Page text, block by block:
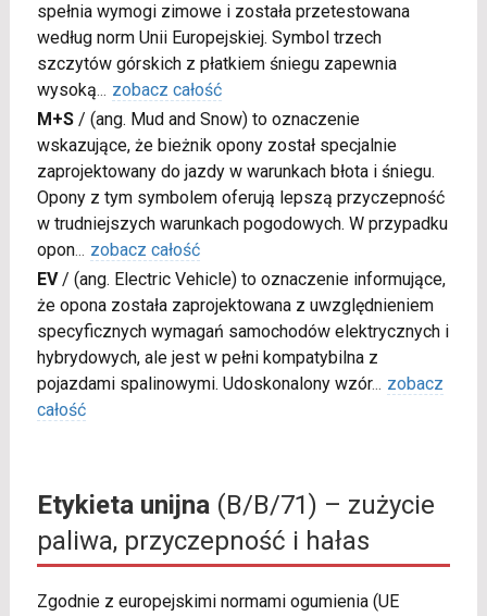
spełnia wymogi zimowe i została przetestowana
według norm Unii Europejskiej. Symbol trzech
szczytów górskich z płatkiem śniegu zapewnia
wysoką... zobacz całość
M+S/ (ang. Mud and Snow) to oznaczenie
wskazujące, że bieżnik opony został specjalnie
zaprojektowany do jazdy w warunkach błota i śniegu.
Opony z tym symbolem oferują lepszą przyczepność
w trudniejszych warunkach pogodowych. W przypadku
opon... zobacz całość
EV/ (ang. Electric Vehicle) to oznaczenie informujące,
że opona została zaprojektowana z uwzględnieniem
specyficznych wymagań samochodów elektrycznych i
hybrydowych, ale jest w pełni kompatybilna z
pojazdami spalinowymi. Udoskonalony wzór... zobacz
całość
Etykieta unijna(B/B/71) – zużycie
paliwa, przyczepność i hałas
Zgodnie z europejskimi normami ogumienia (UE